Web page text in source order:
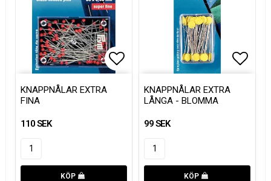
Lägg till i favoritlistan
KNAPPNÅLAR EXTRA
FINA
110 SEK
KÖP
KNAPPNÅLAR EXTRA
LÅNGA - BLOMMA
99 SEK
KÖP